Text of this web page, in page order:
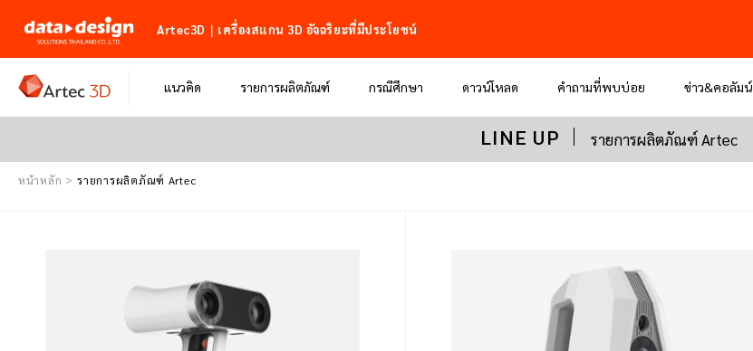
Artec3D｜เครื่องสแกน 3D อัจฉริยะที่มีประโยชน์
แนวคิด รายการผลิตภัณฑ์ กรณีศึกษา ดาวน์โหลด คำถามที่พบบ่อย ข่าว&คอลัมน์
LINE UP รายการผลิตภัณฑ์ Artec
หน้าหลัก รายการผลิตภัณฑ์ Artec